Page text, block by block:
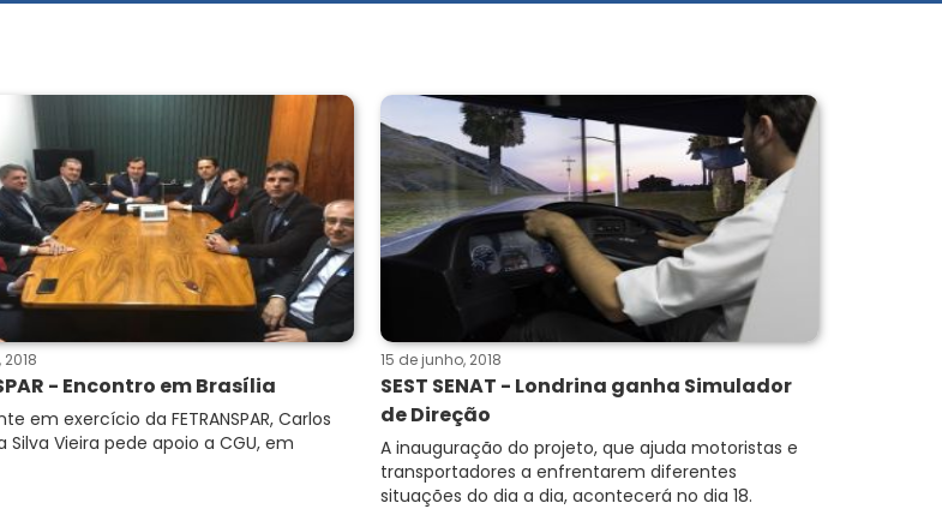
- Encontro em Brasília
em exercício da FETRANSPAR, Carlos
Silva Vieira pede apoio a CGU, em
15 de junho, 2018
SEST SENAT - Londrina ganha Simulador
de Direção
A inauguração do projeto, que ajuda motoristas e
transportadores a enfrentarem diferentes
situações do dia a dia, acontecerá no dia 18.